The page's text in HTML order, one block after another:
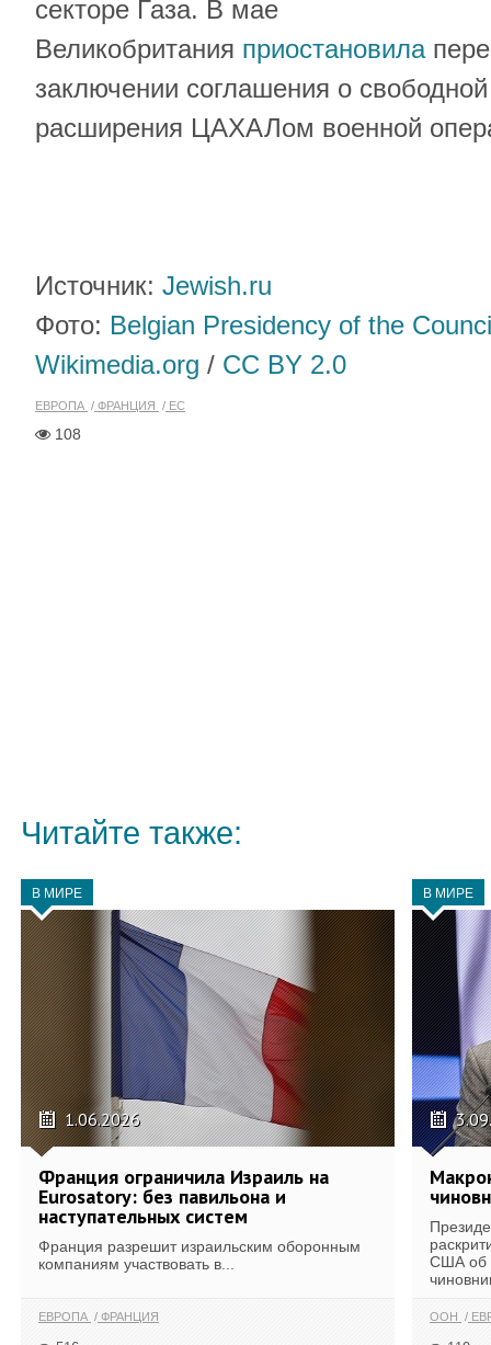
секторе Газа. В мае
Великобритания приостановила
заключении соглашения о свободной
расширения ЦАХАЛом военной
Источник: Jewish.ru
Фото: Belgian Presidency of the
Wikimedia.org / CC BY 2.0
ЕВРОПА ФРАНЦИЯ ЕС
108
Читайте также:
В МИРЕ
1.06.2026
Франция ограничила Израиль на
Eurosatory: без павильона и
наступательных систем
Франция разрешит израильским оборонным
компаниям участвовать в...
ЕВРОПА ФРАНЦИЯ
В МИРЕ
США об
ООН